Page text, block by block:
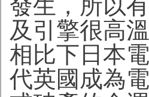
發生，所以
及引擎很高
相比下日本
代英國成為